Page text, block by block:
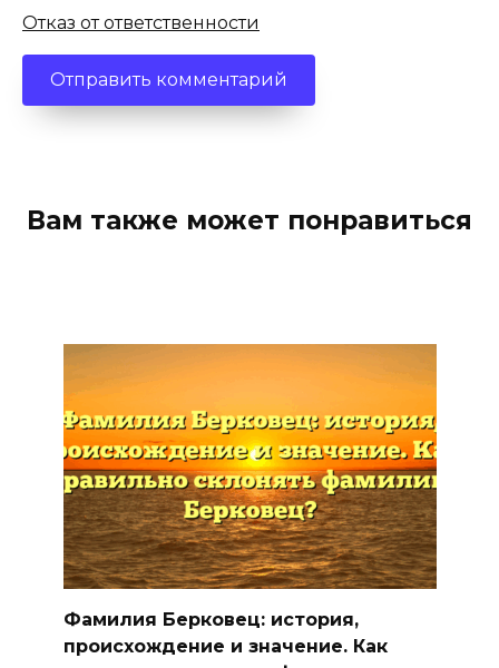
Отказ от ответственности
Вам также может понравиться
Фамилия Берковец: история,
происхождение и значение. Как